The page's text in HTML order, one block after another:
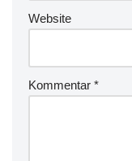
Website
Kommentar *